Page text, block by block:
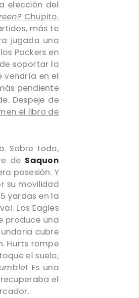
elección del
? Chupito.
más te
jugada una
Packers en
soportar la
vendría en el
pendiente
Despeje de
el libro de
Sobre todo,
de Saquon
posesión. Y
su movilidad
yardas en la
Los Eagles
produce una
cubre
Hurts rompe
el suelo,
! Es una
el